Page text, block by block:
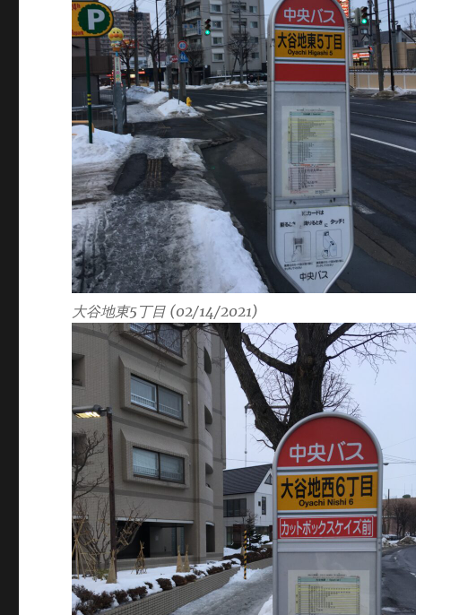
大谷地東5丁目 (02/14/2021)